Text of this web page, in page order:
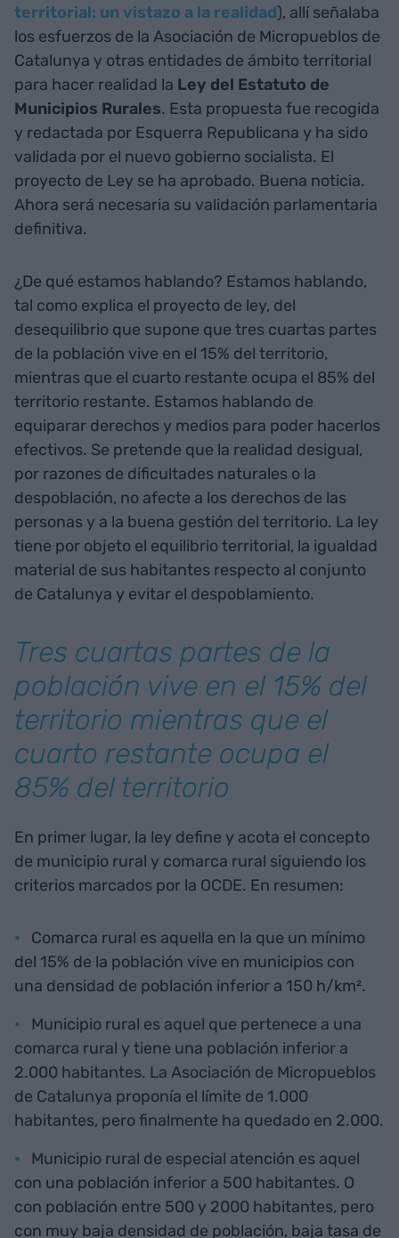
territorial: un vistazo a la realidad), allí señalaba
los esfuerzos de la Asociación de Micropueblos de
Catalunya y otras entidades de ámbito territorial
para hacer realidad la Ley del Estatuto de
Municipios Rurales. Esta propuesta fue recogida
y redactada por Esquerra Republicana y ha sido
validada por el nuevo gobierno socialista. El
proyecto de Ley se ha aprobado. Buena noticia.
Ahora será necesaria su validación parlamentaria
definitiva.
¿De qué estamos hablando? Estamos hablando,
tal como explica el proyecto de ley, del
desequilibrio que supone que tres cuartas partes
de la población vive en el 15% del territorio,
mientras que el cuarto restante ocupa el 85% del
territorio restante. Estamos hablando de
equiparar derechos y medios para poder hacerlos
efectivos. Se pretende que la realidad desigual,
por razones de dificultades naturales o la
despoblación, no afecte a los derechos de las
personas y a la buena gestión del territorio. La ley
tiene por objeto el equilibrio territorial, la igualdad
material de sus habitantes respecto al conjunto
de Catalunya y evitar el despoblamiento.
Tres cuartas partes de la
población vive en el 15% del
territorio mientras que el
cuarto restante ocupa el
85% del territorio
En primer lugar, la ley define y acota el concepto
de municipio rural y comarca rural siguiendo los
criterios marcados por la OCDE. En resumen:
Comarca rural es aquella en la que un mínimo
del 15% de la población vive en municipios con
una densidad de población inferior a 150 h/km².
Municipio rural es aquel que pertenece a una
comarca rural y tiene una población inferior a
2.000 habitantes. La Asociación de Micropueblos
de Catalunya proponía el límite de 1.000
habitantes, pero finalmente ha quedado en 2.000.
Municipio rural de especial atención es aquel
con una población inferior a 500 habitantes. O
con población entre 500 y 2000 habitantes, pero
con muy baja densidad de población, baja tasa de